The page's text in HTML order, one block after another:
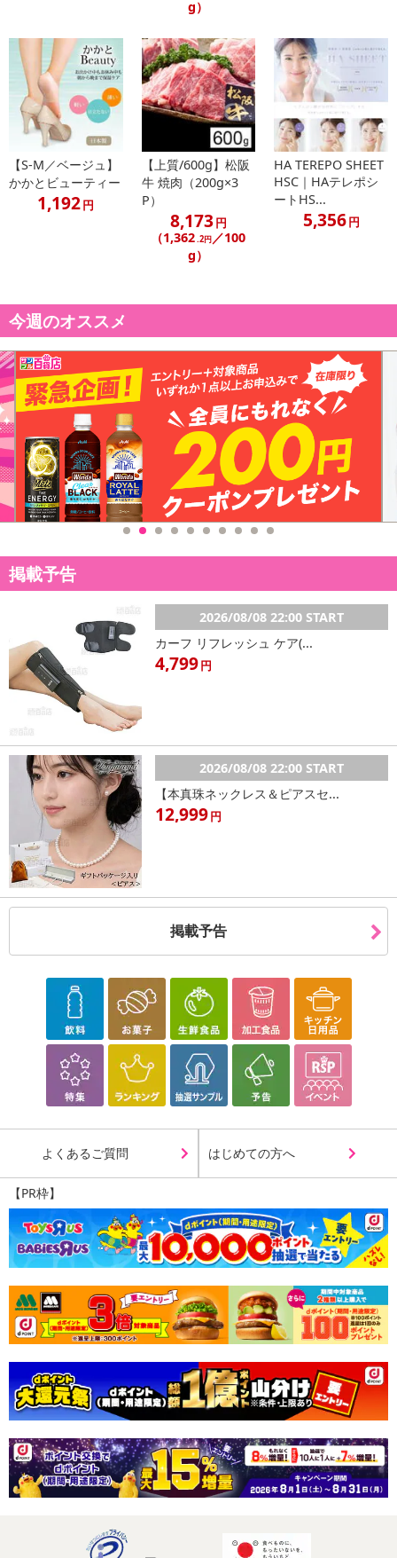
g）
【S-M／ベージュ】
かかとビューティー
1,192円
【上質/600g】松阪
牛 焼肉（200g×3
P）
8,173円
（1,362.2円／100
g）
HA TEREPO SHEET
HSC｜HAテレポシ
ートHS...
5,356円
今週のオススメ
掲載予告
2026/08/08 22:00 START
カーフ リフレッシュ ケア(...
4,799円
2026/08/08 22:00 START
【本真珠ネックレス＆ピアスセ...
12,999円
掲載予告
よくあるご質問 はじめての方へ
【PR枠】